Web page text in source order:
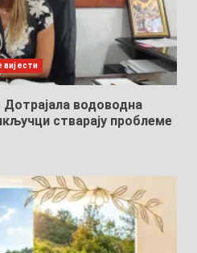
вијести
водоводна
стварају проблеме